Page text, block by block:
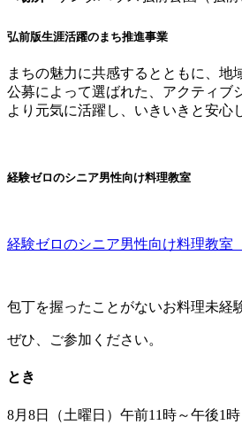
弘前版生涯活躍のまち推進事業
まちの魅力に共感するとともに、地
公募によって選ばれた、アクティブ
より元気に活躍し、いきいきと安心
経験ゼロのシニア男性向け料理教室
経験ゼロのシニア男性向け料理教
包丁を握ったことがないお料理未経
ぜひ、ご参加ください。
とき
8月8日（土曜日）午前11時～午後1時